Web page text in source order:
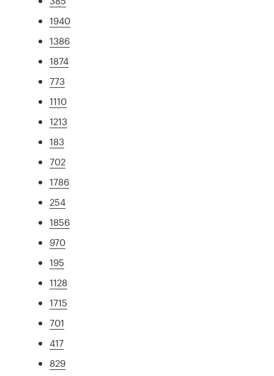
1940
1386
1874
773
1110
1213
183
702
1786
254
1856
970
195
1128
1715
701
417
829